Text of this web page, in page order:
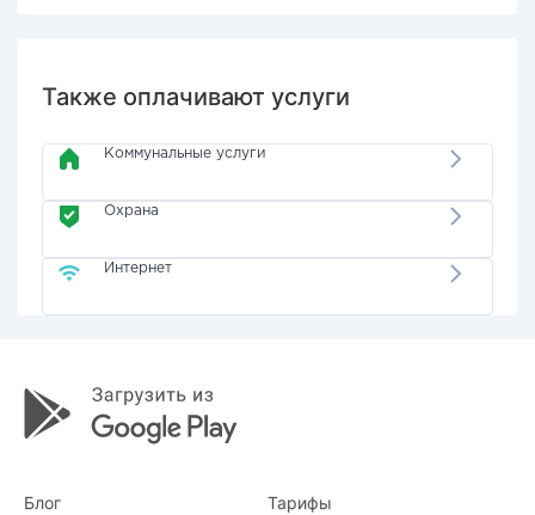
Также оплачивают услуги
Коммунальные услуги
Охрана
Интернет
Блог Тарифы